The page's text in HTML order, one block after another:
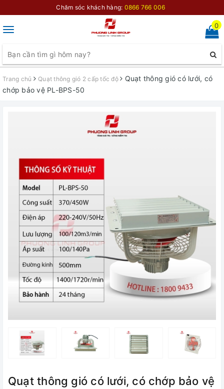
Chăm sóc khách hàng: 0866 766 006
Toggle
0
Trang chủ Quạt thông gió 2 cấp tốc độ
Quạt thông gió có lưới, có
chớp bảo vệ PL-BPS-50
Quạt thông gió có lưới, có chớp bảo vệ